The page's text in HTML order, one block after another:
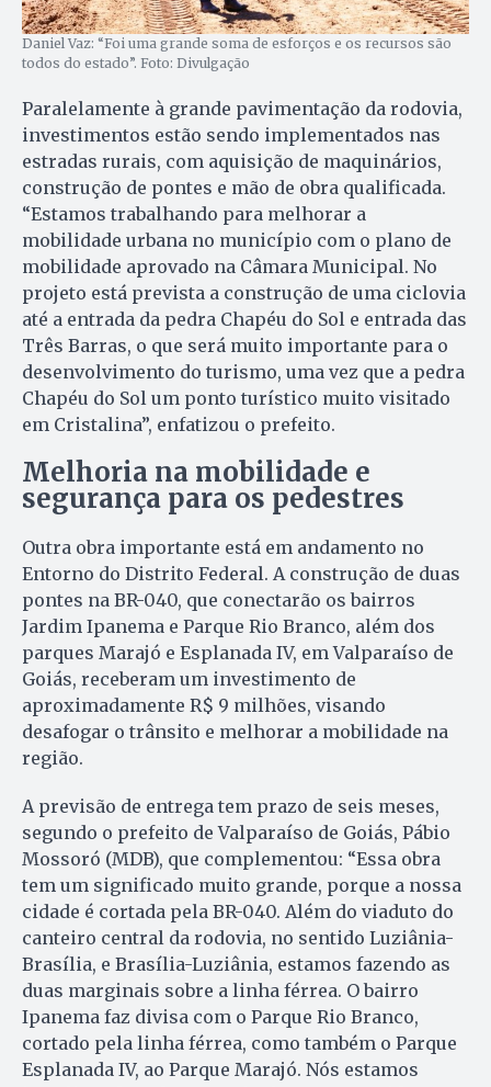
Daniel Vaz: “Foi uma grande soma de esforços e os recursos são
todos do estado”. Foto: Divulgação
Paralelamente à grande pavimentação da rodovia,
investimentos estão sendo implementados nas
estradas rurais, com aquisição de maquinários,
construção de pontes e mão de obra qualificada.
“Estamos trabalhando para melhorar a
mobilidade urbana no município com o plano de
mobilidade aprovado na Câmara Municipal. No
projeto está prevista a construção de uma ciclovia
até a entrada da pedra Chapéu do Sol e entrada das
Três Barras, o que será muito importante para o
desenvolvimento do turismo, uma vez que a pedra
Chapéu do Sol um ponto turístico muito visitado
em Cristalina”, enfatizou o prefeito.
Melhoria na mobilidade e
segurança para os pedestres
Outra obra importante está em andamento no
Entorno do Distrito Federal. A construção de duas
pontes na BR-040, que conectarão os bairros
Jardim Ipanema e Parque Rio Branco, além dos
parques Marajó e Esplanada IV, em Valparaíso de
Goiás, receberam um investimento de
aproximadamente R$ 9 milhões, visando
desafogar o trânsito e melhorar a mobilidade na
região.
A previsão de entrega tem prazo de seis meses,
segundo o prefeito de Valparaíso de Goiás, Pábio
Mossoró (MDB), que complementou: “Essa obra
tem um significado muito grande, porque a nossa
cidade é cortada pela BR-040. Além do viaduto do
canteiro central da rodovia, no sentido Luziânia-
Brasília, e Brasília-Luziânia, estamos fazendo as
duas marginais sobre a linha férrea. O bairro
Ipanema faz divisa com o Parque Rio Branco,
cortado pela linha férrea, como também o Parque
Esplanada IV, ao Parque Marajó. Nós estamos